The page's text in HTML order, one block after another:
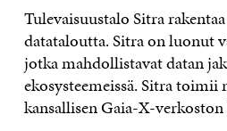
Tulevaisuustalo Sitra
datataloutta. Sitra on luonut
jotka mahdollistavat datan
ekosysteemeissä. Sitra toimii
kansallisen Gaia-X-